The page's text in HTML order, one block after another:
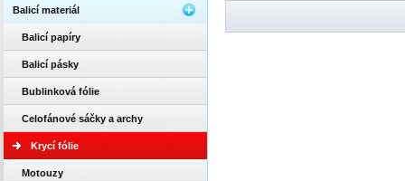
Balicí materiál
Balicí papíry
Balicí pásky
Bublinková fólie
Celofánové sáčky a archy
Krycí fólie
Motouzy